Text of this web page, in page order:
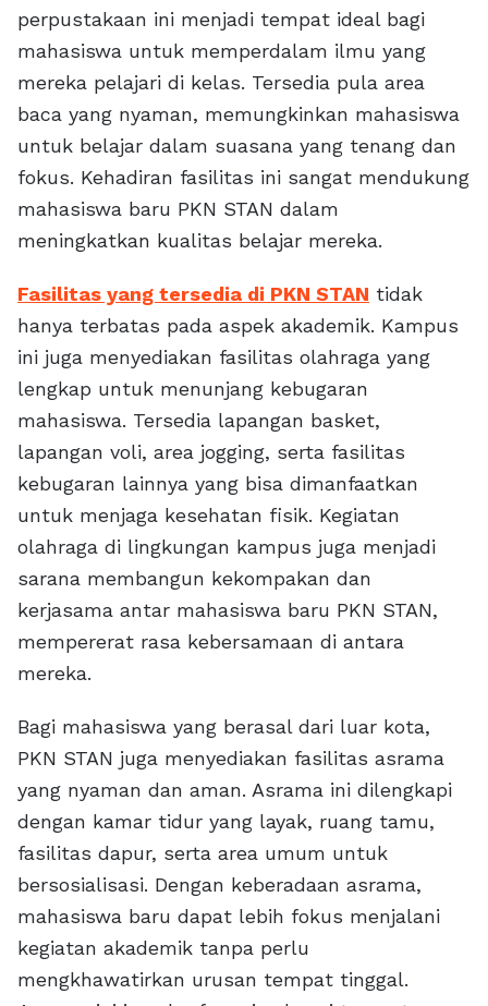
perpustakaan ini menjadi tempat ideal bagi
mahasiswa untuk memperdalam ilmu yang
mereka pelajari di kelas. Tersedia pula area
baca yang nyaman, memungkinkan mahasiswa
untuk belajar dalam suasana yang tenang dan
fokus. Kehadiran fasilitas ini sangat mendukung
mahasiswa baru PKN STAN dalam
meningkatkan kualitas belajar mereka.
Fasilitas yang tersedia di PKN STAN tidak
hanya terbatas pada aspek akademik. Kampus
ini juga menyediakan fasilitas olahraga yang
lengkap untuk menunjang kebugaran
mahasiswa. Tersedia lapangan basket,
lapangan voli, area jogging, serta fasilitas
kebugaran lainnya yang bisa dimanfaatkan
untuk menjaga kesehatan fisik. Kegiatan
olahraga di lingkungan kampus juga menjadi
sarana membangun kekompakan dan
kerjasama antar mahasiswa baru PKN STAN,
mempererat rasa kebersamaan di antara
mereka.
Bagi mahasiswa yang berasal dari luar kota,
PKN STAN juga menyediakan fasilitas asrama
yang nyaman dan aman. Asrama ini dilengkapi
dengan kamar tidur yang layak, ruang tamu,
fasilitas dapur, serta area umum untuk
bersosialisasi. Dengan keberadaan asrama,
mahasiswa baru dapat lebih fokus menjalani
kegiatan akademik tanpa perlu
mengkhawatirkan urusan tempat tinggal.